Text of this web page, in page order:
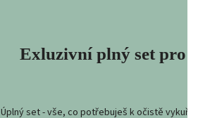
Exluzivní plný set pro
Úplný set - vše, co potřebuješ k očistě